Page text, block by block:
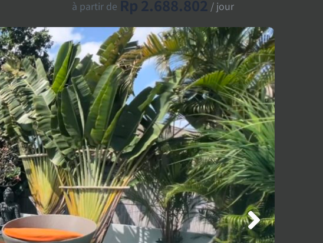
à partir de Rp 2.688.802 / jour